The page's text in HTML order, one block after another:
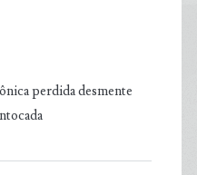
perdida desmente